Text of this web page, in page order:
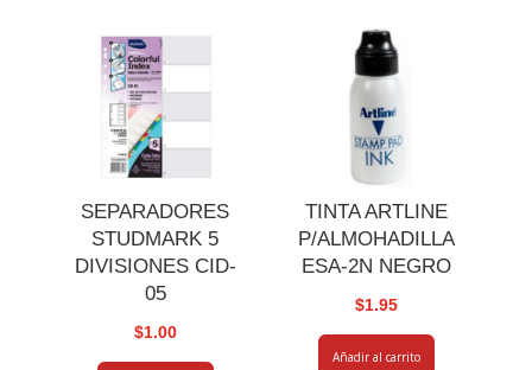
SEPARADORES
STUDMARK 5
DIVISIONES CID-
05
$1.00
TINTA ARTLINE
P/ALMOHADILLA
ESA-2N NEGRO
$1.95
Añadir al carrito